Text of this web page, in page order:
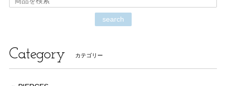
search
Category カテゴリー